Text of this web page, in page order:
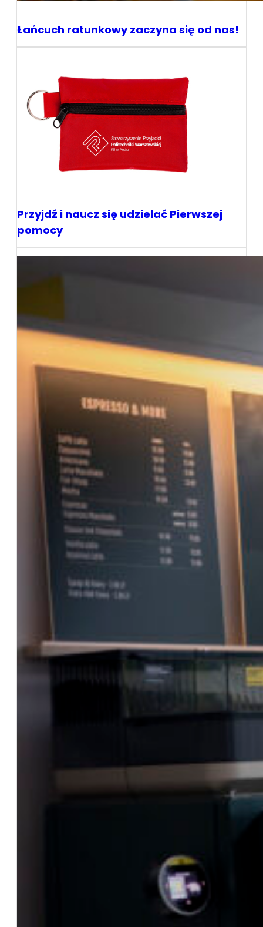
Łańcuch ratunkowy zaczyna się od nas!
Przyjdź i naucz się udzielać Pierwszej
pomocy